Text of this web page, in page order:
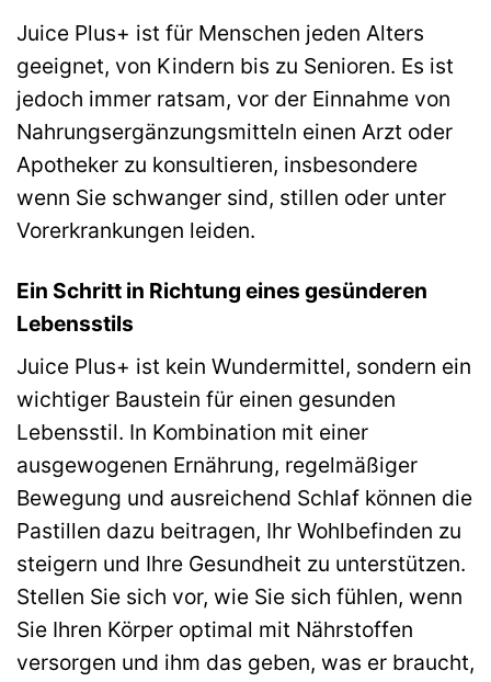
Juice Plus+ ist für Menschen jeden Alters
geeignet, von Kindern bis zu Senioren. Es ist
jedoch immer ratsam, vor der Einnahme von
Nahrungsergänzungsmitteln einen Arzt oder
Apotheker zu konsultieren, insbesondere
wenn Sie schwanger sind, stillen oder unter
Vorerkrankungen leiden.
Ein Schritt in Richtung eines gesünderen
Lebensstils
Juice Plus+ ist kein Wundermittel, sondern ein
wichtiger Baustein für einen gesunden
Lebensstil. In Kombination mit einer
ausgewogenen Ernährung, regelmäßiger
Bewegung und ausreichend Schlaf können die
Pastillen dazu beitragen, Ihr Wohlbefinden zu
steigern und Ihre Gesundheit zu unterstützen.
Stellen Sie sich vor, wie Sie sich fühlen, wenn
Sie Ihren Körper optimal mit Nährstoffen
versorgen und ihm das geben, was er braucht,